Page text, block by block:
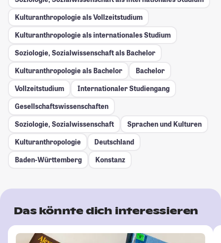
Kulturanthropologie als Vollzeitstudium
Kulturanthropologie als internationales Studium
Soziologie, Sozialwissenschaft als Bachelor
Kulturanthropologie als Bachelor
Bachelor
Vollzeitstudium
Internationaler Studiengang
Gesellschafts­wissenschaften
Soziologie, Sozialwissenschaft
Sprachen und Kulturen
Kulturanthropologie
Deutschland
Baden-Württemberg
Konstanz
Das könnte dich interessieren